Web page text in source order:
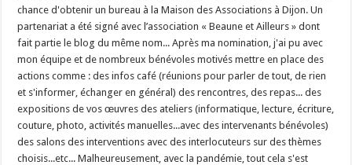
chance d'obtenir un bureau à la Maison des Associations à Dijon. Un
partenariat a été signé avec l’association « Beaune et Ailleurs » dont
fait partie le blog du même nom... Après ma nomination, j'ai pu avec
mon équipe et de nombreux bénévoles motivés mettre en place des
actions comme : des infos café (réunions pour parler de tout, de rien
et s'informer, échanger en général) des rencontres, des repas... des
expositions de vos œuvres des ateliers (informatique, lecture, écriture,
couture, photo, activités manuelles...avec des intervenants bénévoles)
des salons des interventions avec des interlocuteurs sur des thèmes
choisis...etc... Malheureusement, avec la pandémie, tout cela s'est